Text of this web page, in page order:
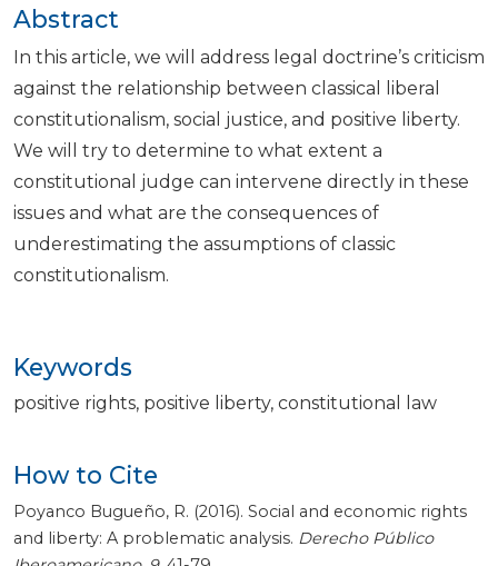
Keywords
positive rights positive liberty constitutional law
How to Cite
Poyanco Bugueño, R. (2016). Social and economic rights
and liberty: A problematic analysis. Derecho Público
Abstract
In this article, we will address legal doctrine’s criticism
against the relationship between classical liberal
constitutionalism, social justice, and positive liberty.
We will try to determine to what extent a
constitutional judge can intervene directly in these
issues and what are the consequences of
underestimating the assumptions of classic
constitutionalism.